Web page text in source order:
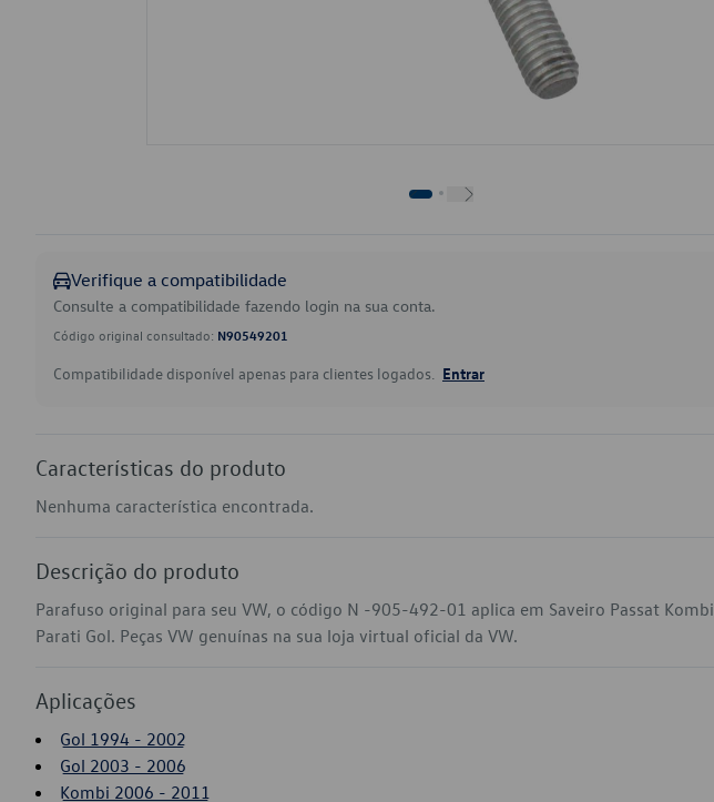
Verifique a compatibilidade
Consulte a compatibilidade fazendo login na sua conta.
Código original consultado: N90549201
Compatibilidade disponível apenas para clientes logados. Entrar
Características do produto
Nenhuma característica encontrada.
Descrição do produto
Parafuso original para seu VW, o código N -905-492-01 aplica em Saveiro Passat Kombi
Parati Gol. Peças VW genuínas na sua loja virtual oficial da VW.
Aplicações
Gol 1994 - 2002
Gol 2003 - 2006
Kombi 2006 - 2011